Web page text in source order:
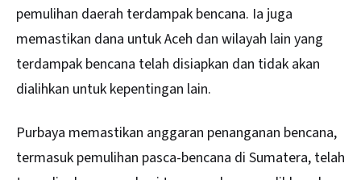
pemulihan daerah terdampak bencana. Ia juga
memastikan dana untuk Aceh dan wilayah lain yang
terdampak bencana telah disiapkan dan tidak akan
dialihkan untuk kepentingan lain.
Purbaya memastikan anggaran penanganan bencana,
termasuk pemulihan pasca-bencana di Sumatera, telah